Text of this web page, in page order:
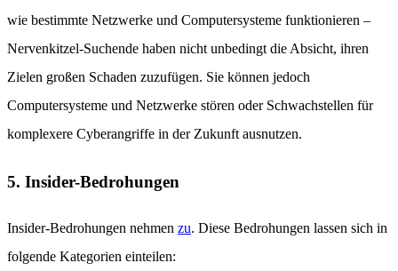
wie bestimmte Netzwerke und Computersysteme funktionieren –
Nervenkitzel-Suchende haben nicht unbedingt die Absicht, ihren
Zielen großen Schaden zuzufügen. Sie können jedoch
Computersysteme und Netzwerke stören oder Schwachstellen für
komplexere Cyberangriffe in der Zukunft ausnutzen.
5. Insider-Bedrohungen
Insider-Bedrohungen nehmen zu. Diese Bedrohungen lassen sich in
folgende Kategorien einteilen: